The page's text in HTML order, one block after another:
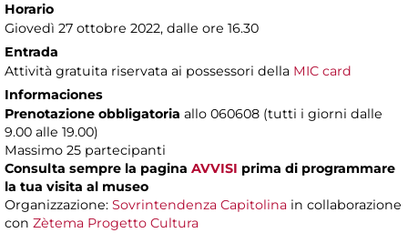
Horario
Giovedì 27 ottobre 2022, dalle ore 16.30
Entrada
Attività gratuita riservata ai possessori della MIC card
Informaciones
Prenotazione obbligatoria allo 060608 (tutti i giorni dalle
9.00 alle 19.00)
Massimo 25 partecipanti
Consulta sempre la pagina AVVISI prima di programmare
la tua visita al museo
Organizzazione: Sovrintendenza Capitolina in collaborazione
con Zètema Progetto Cultura